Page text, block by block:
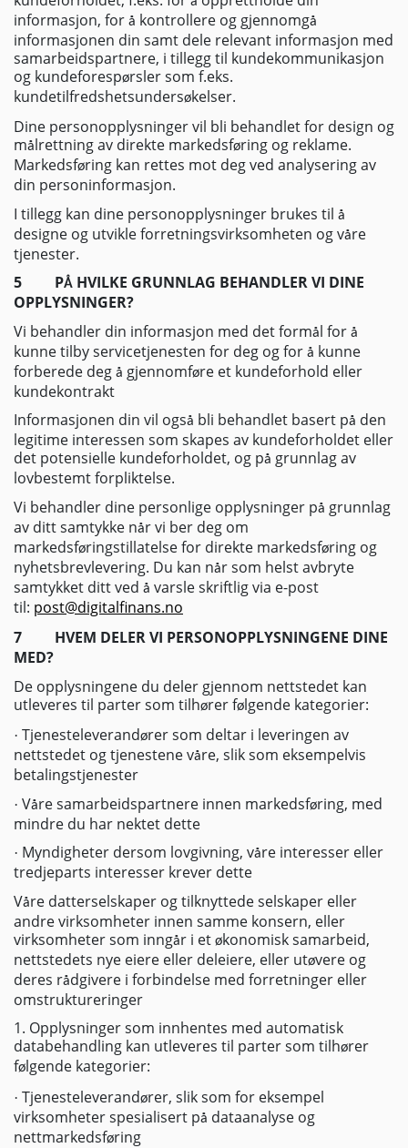
informasjon, for å kontrollere og gjennomgå
informasjonen din samt dele relevant informasjon med
samarbeidspartnere, i tillegg til kundekommunikasjon
og kundeforespørsler som f.eks.
kundetilfredshetsundersøkelser.
Dine personopplysninger vil bli behandlet for design og
målrettning av direkte markedsføring og reklame.
Markedsføring kan rettes mot deg ved analysering av
din personinformasjon.
I tillegg kan dine personopplysninger brukes til å
designe og utvikle forretningsvirksomheten og våre
tjenester.
5
PÅ HVILKE GRUNNLAG BEHANDLER VI DINE
OPPLYSNINGER?
Vi behandler din informasjon med det formål for å
kunne tilby servicetjenesten for deg og for å kunne
forberede deg å gjennomføre et kundeforhold eller
kundekontrakt
Informasjonen din vil også bli behandlet basert på den
legitime interessen som skapes av kundeforholdet eller
det potensielle kundeforholdet, og på grunnlag av
lovbestemt forpliktelse.
Vi behandler dine personlige opplysninger på grunnlag
av ditt samtykke når vi ber deg om
markedsføringstillatelse for direkte markedsføring og
nyhetsbrevlevering. Du kan når som helst avbryte
samtykket ditt ved å varsle skriftlig via e-post
til: post@digitalfinans.no
7
HVEM DELER VI PERSONOPPLYSNINGENE DINE
MED?
De opplysningene du deler gjennom nettstedet kan
utleveres til parter som tilhører følgende kategorier:
· Tjenesteleverandører som deltar i leveringen av
nettstedet og tjenestene våre, slik som eksempelvis
betalingstjenester
· Våre samarbeidspartnere innen markedsføring, med
mindre du har nektet dette
· Myndigheter dersom lovgivning, våre interesser eller
tredjeparts interesser krever dette
Våre datterselskaper og tilknyttede selskaper eller
andre virksomheter innen samme konsern, eller
virksomheter som inngår i et økonomisk samarbeid,
nettstedets nye eiere eller deleiere, eller utøvere og
deres rådgivere i forbindelse med forretninger eller
omstruktureringer
1. Opplysninger som innhentes med automatisk
databehandling kan utleveres til parter som tilhører
følgende kategorier:
· Tjenesteleverandører, slik som for eksempel
virksomheter spesialisert på dataanalyse og
nettmarkedsføring